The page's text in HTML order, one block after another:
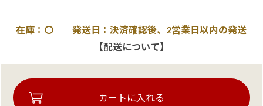
在庫：〇 発送日：決済確認後、2営業日以内の発送
【配送について】